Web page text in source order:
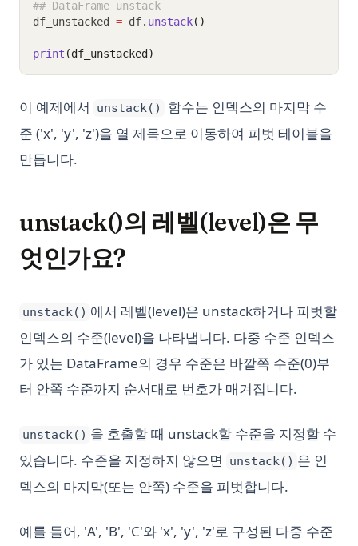
## DataFrame unstack
df_unstacked = df. unstack()
print (df_unstacked)
이 예제에서 unstack()
함수는 인덱스의 마지막 수
준 ('x', 'y', 'z')을 열 제목으로 이동하여 피벗 테이블을
만듭니다.
unstack()의 레벨(level)은 무
엇인가요?
unstack() 에서 레벨(level)은 unstack하거나 피벗할
인덱스의 수준(level)을 나타냅니다. 다중 수준 인덱스
가 있는 DataFrame의 경우 수준은 바깥쪽 수준(0)부
터 안쪽 수준까지 순서대로 번호가 매겨집니다.
unstack() 을 호출할 때 unstack할 수준을 지정할 수
있습니다. 수준을 지정하지 않으면
unstack() 은 인
덱스의 마지막(또는 안쪽) 수준을 피벗합니다.
예를 들어, 'A', 'B', 'C'와 'x', 'y', 'z'로 구성된 다중 수준